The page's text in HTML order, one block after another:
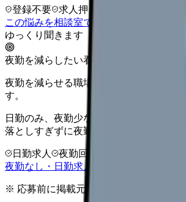
登録不要 求人押し売りなし
病院名
この悩みを相談室で整理する
ゆっくり聞きます
夜勤を減らしたい看護師さんへ
夜勤を減らせる職場タイプを、先に整理
す。
日勤のみ、夜勤少なめ、クリニック、訪
落としすぎずに夜勤負担を下げる選択肢
日勤求人 夜勤回数を相談
夜勤なし・日勤求人の探し方を見る
※ 応募前に掲載元の最新情報を確認して